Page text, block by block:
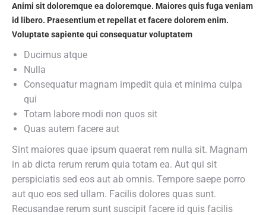
Animi sit doloremque ea doloremque. Maiores quis fuga veniam
id libero. Praesentium et repellat et facere dolorem enim.
Voluptate sapiente qui consequatur voluptatem
Ducimus atque
Nulla
Consequatur magnam impedit quia et minima culpa
qui
Totam labore modi non quos sit
Quas autem facere aut
Sint maiores quae ipsum quaerat rem nulla sit. Magnam
in ab dicta rerum rerum quia totam ea. Aut qui sit
perspiciatis sed eos aut ab omnis. Tempore saepe porro
aut quo eos sed ullam. Facilis dolores quas sunt.
Recusandae rerum sunt suscipit facere id quis facilis